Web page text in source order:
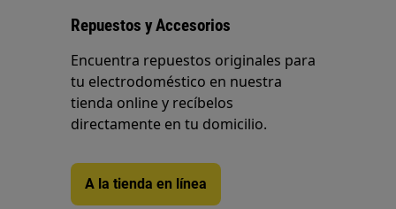
Repuestos y Accesorios
Encuentra repuestos originales para
tu electrodoméstico en nuestra
tienda online y recíbelos
directamente en tu domicilio.
A la tienda en línea